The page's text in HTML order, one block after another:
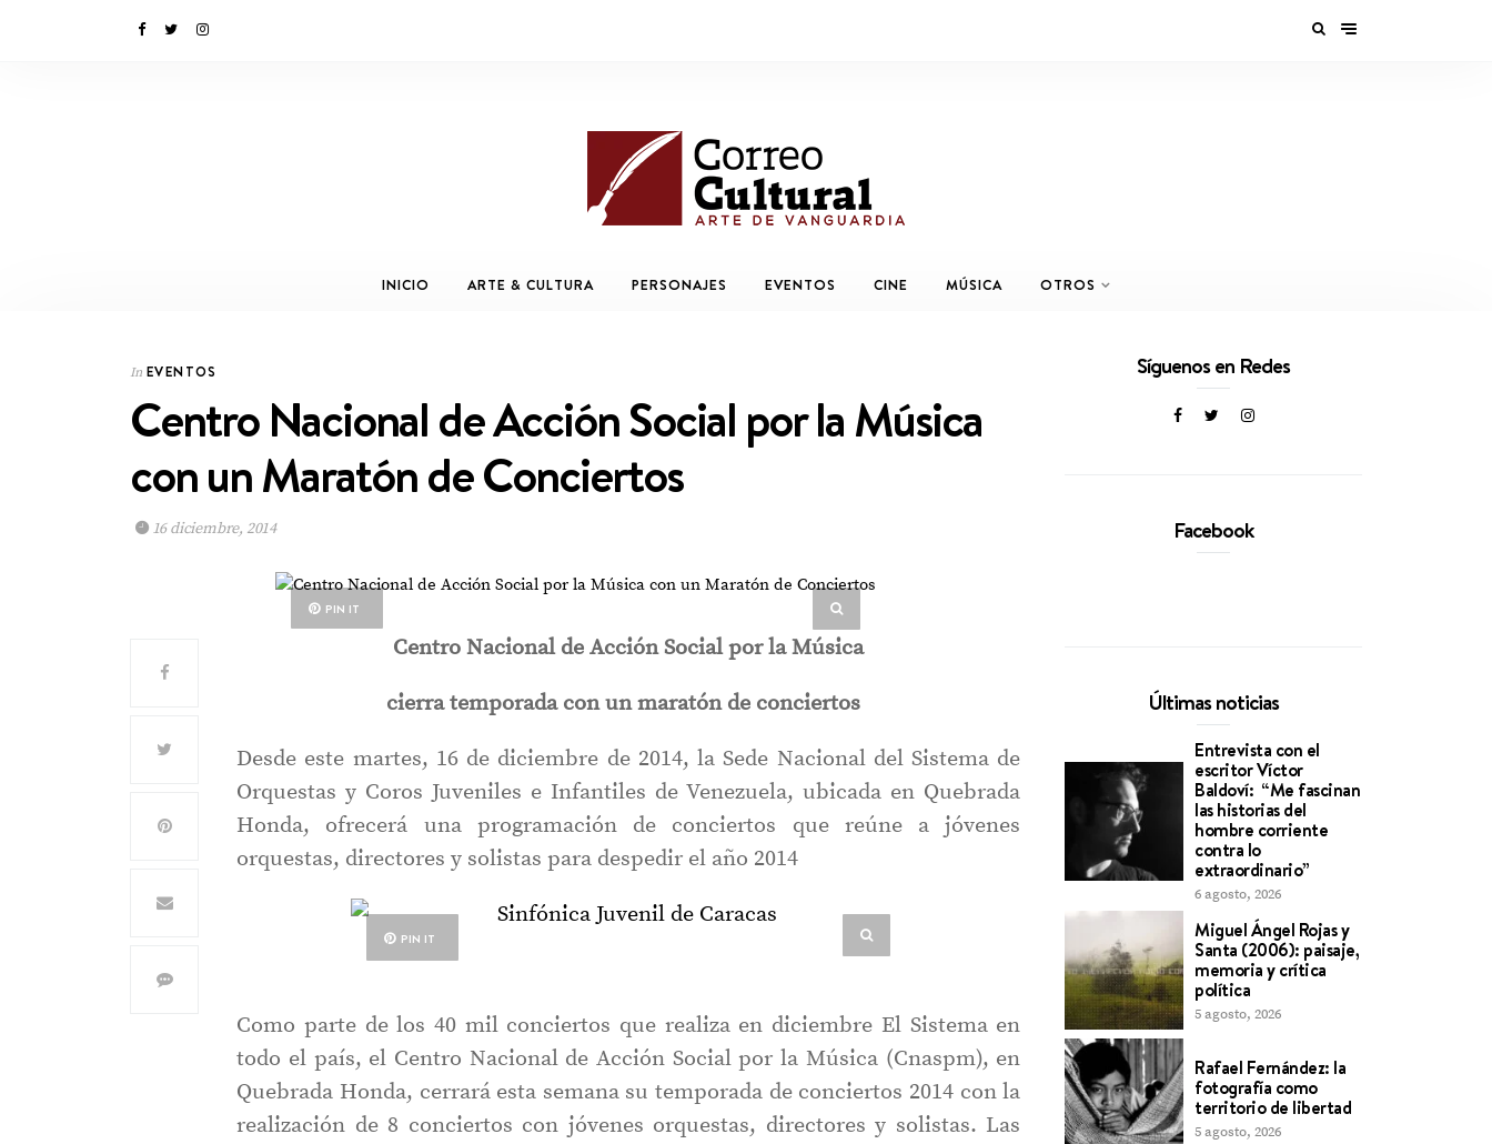
INICIO ARTE & CULTURA PERSONAJES EVENTOS CINE MÚSICA OTROS
In EVENTOS
Centro Nacional de Acción Social por la Música
con un Maratón de Conciertos
16 diciembre, 2014
PIN IT
Centro Nacional de Acción Social por la Música
cierra temporada con un maratón de conciertos
Desde este martes, 16 de diciembre de 2014, la Sede Nacional del Sistema de
Orquestas y Coros Juveniles e Infantiles de Venezuela, ubicada en Quebrada
Honda, ofrecerá una programación de conciertos que reúne a jóvenes
orquestas, directores y solistas para despedir el año 2014
PIN IT
Como parte de los 40 mil conciertos que realiza en diciembre El Sistema en
todo el país, el Centro Nacional de Acción Social por la Música (Cnaspm), en
Quebrada Honda, cerrará esta semana su temporada de conciertos 2014 con la
realización de 8 conciertos con jóvenes orquestas, directores y solistas. Las
Síguenos en Redes
Facebook
Últimas noticias
Entrevista con el
escritor Víctor
Baldoví: “Me fascinan
las historias del
hombre corriente
contra lo
extraordinario”
6 agosto, 2026
Miguel Ángel Rojas y
Santa (2006): paisaje,
memoria y crítica
política
5 agosto, 2026
Rafael Fernández: la
fotografía como
territorio de libertad
5 agosto, 2026